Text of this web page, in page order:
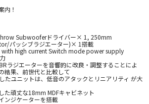
内！
Subwooferドライバー× 1, 250mm
パッシブラジエーター)× 1搭載
with high current Switch mode power supply
ラジエーターを音響的に改良・調整することによ
結果、前世代と比較して
たユニットは、低音のアタックとリニアリティ が大
た頑丈な18mm MDFキャビネット
ンジケーターを搭載